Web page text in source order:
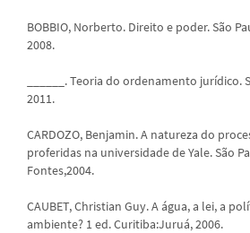
BOBBIO, Norberto. Direito e poder. São
2008.
______. Teoria do ordenamento jurídico.
2011.
CARDOZO, Benjamin. A natureza do
proferidas na universidade de Yale. São
Fontes,2004.
CAUBET, Christian Guy. A água, a lei, a
ambiente? 1 ed. Curitiba:Juruá, 2006.